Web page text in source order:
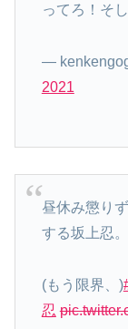
ってろ！そ
—
2021
昼休み懲り
する坂上忍。
(もう限界、)
忍